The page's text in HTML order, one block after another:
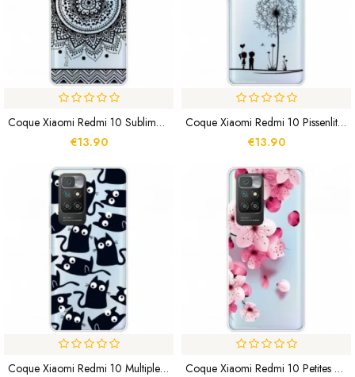
Coque Xiaomi Redmi 10 Sublime Mandala
€13.90
Coque Xiaomi Redmi 10 Pissenlit Love
€13.90
Coque Xiaomi Redmi 10 Multiples Chats Noirs
Coque Xiaomi Redmi 10 Petites Fleurs Roses